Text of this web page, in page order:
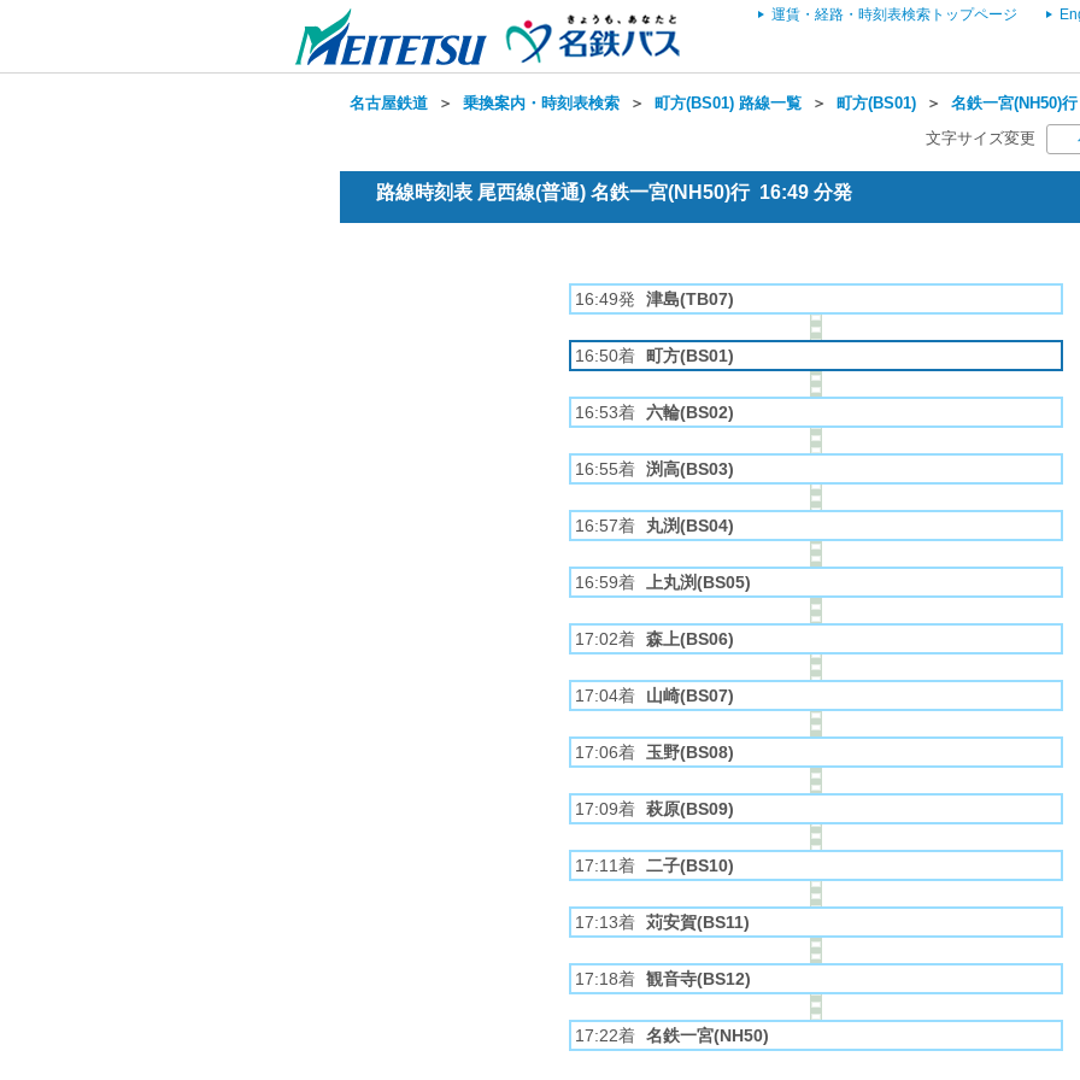
運賃・経路・時刻表検索トップページ
名古屋鉄道 ＞ 乗換案内・時刻表検索 ＞ 町方(BS01) 路線一覧 ＞ 町方(BS01) ＞ 名鉄一宮(NH50)
文字サイズ変更
路線時刻表 尾西線(普通) 名鉄一宮(NH50)行 16:49 分発
16:49発 津島(TB07)
16:50着 町方(BS01)
16:53着 六輪(BS02)
16:55着 渕高(BS03)
16:57着 丸渕(BS04)
16:59着 上丸渕(BS05)
17:02着 森上(BS06)
17:04着 山崎(BS07)
17:06着 玉野(BS08)
17:09着 萩原(BS09)
17:11着 二子(BS10)
17:13着 苅安賀(BS11)
17:18着 観音寺(BS12)
17:22着 名鉄一宮(NH50)